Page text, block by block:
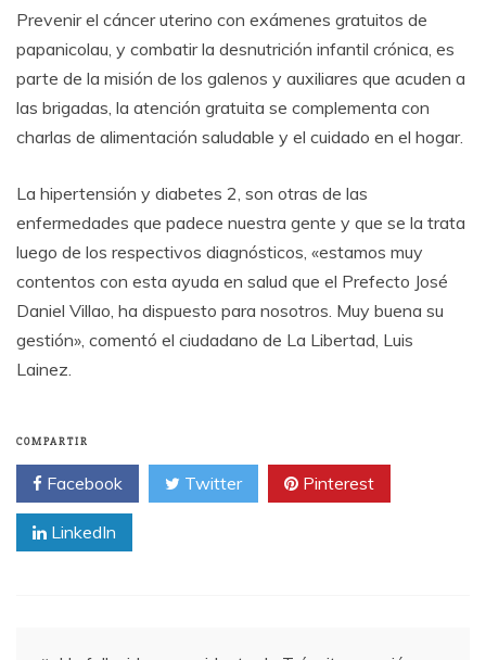
Prevenir el cáncer uterino con exámenes gratuitos de
papanicolau, y combatir la desnutrición infantil crónica, es
parte de la misión de los galenos y auxiliares que acuden a
las brigadas, la atención gratuita se complementa con
charlas de alimentación saludable y el cuidado en el hogar.
La hipertensión y diabetes 2, son otras de las
enfermedades que padece nuestra gente y que se la trata
luego de los respectivos diagnósticos, «estamos muy
contentos con esta ayuda en salud que el Prefecto José
Daniel Villao, ha dispuesto para nosotros. Muy buena su
gestión», comentó el ciudadano de La Libertad, Luis
Lainez.
COMPARTIR
Facebook Twitter Pinterest
LinkedIn